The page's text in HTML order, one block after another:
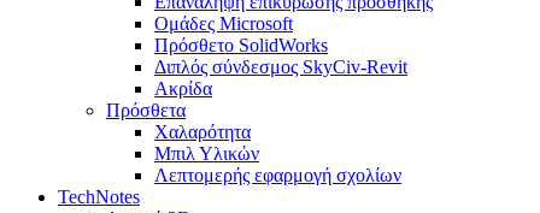
Ομάδες Microsoft
Πρόσθετο SolidWorks
Διπλός σύνδεσμος SkyCiv-Revit
Ακρίδα
Πρόσθετα
Χαλαρότητα
Μπιλ Υλικών
Λεπτομερής εφαρμογή σχολίων
TechNotes